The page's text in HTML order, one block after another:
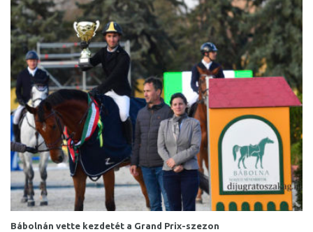
Bábolnán vette kezdetét a Grand Prix-szezon